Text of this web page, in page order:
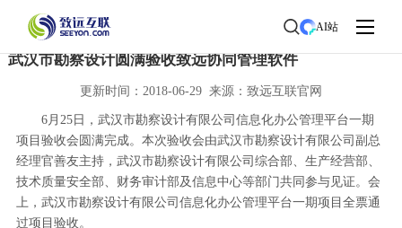
AI站
首页>了解致远>新闻中心
武汉市勘察设计圆满验收致远协同管理软件
更新时间：2018-06-29 来源：致远互联官网
6月25日，武汉市勘察设计有限公司信息化办公管理平台一期
项目验收会圆满完成。本次验收会由武汉市勘察设计有限公司副总
经理官善友主持，武汉市勘察设计有限公司综合部、生产经营部、
技术质量安全部、财务审计部及信息中心等部门共同参与见证。会
上，武汉市勘察设计有限公司信息化办公管理平台一期项目全票通
过项目验收。